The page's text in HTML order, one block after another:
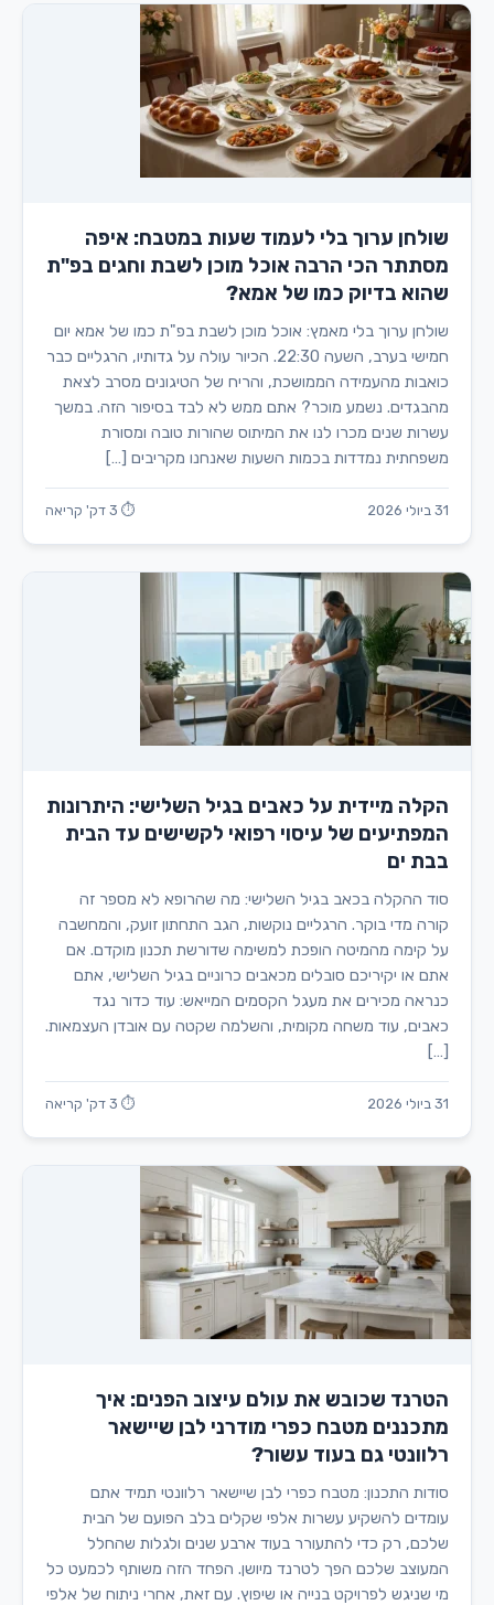
שולחן ערוך בלי לעמוד שעות במטבח: איפה
מסתתר הכי הרבה אוכל מוכן לשבת וחגים בפ"ת
שהוא בדיוק כמו של אמא?
שולחן ערוך בלי מאמץ: אוכל מוכן לשבת בפ"ת כמו של אמא יום
חמישי בערב, השעה 22:30. הכיור עולה על גדותיו, הרגליים כבר
כואבות מהעמידה הממושכת, והריח של הטיגונים מסרב לצאת
מהבגדים. נשמע מוכר? אתם ממש לא לבד בסיפור הזה. במשך
עשרות שנים מכרו לנו את המיתוס שהורות טובה ומסורת
משפחתית נמדדות בכמות השעות שאנחנו מקריבים […]
31 ביולי 2026 ⏱ 3 דק' קריאה
הקלה מיידית על כאבים בגיל השלישי: היתרונות
המפתיעים של עיסוי רפואי לקשישים עד הבית
בבת ים
סוד ההקלה בכאב בגיל השלישי: מה שהרופא לא מספר זה
קורה מדי בוקר. הרגליים נוקשות, הגב התחתון זועק, והמחשבה
על קימה מהמיטה הופכת למשימה שדורשת תכנון מוקדם. אם
אתם או יקיריכם סובלים מכאבים כרוניים בגיל השלישי, אתם
כנראה מכירים את מעגל הקסמים המייאש: עוד כדור נגד
כאבים, עוד משחה מקומית, והשלמה שקטה עם אובדן העצמאות.
[…]
31 ביולי 2026 ⏱ 3 דק' קריאה
הטרנד שכובש את עולם עיצוב הפנים: איך
מתכננים מטבח כפרי מודרני לבן שיישאר
רלוונטי גם בעוד עשור?
סודות התכנון: מטבח כפרי לבן שיישאר רלוונטי תמיד אתם
עומדים להשקיע עשרות אלפי שקלים בלב הפועם של הבית
שלכם, רק כדי להתעורר בעוד ארבע שנים ולגלות שהחלל
המעוצב שלכם הפך לטרנד מיושן. הפחד הזה משותף לכמעט כל
מי שניגש לפרויקט בנייה או שיפוץ. עם זאת, אחרי ניתוח של אלפי